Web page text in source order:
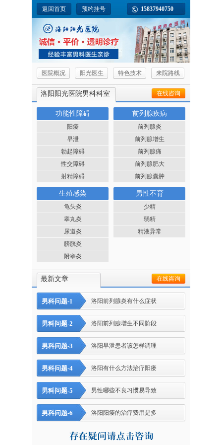
返回首页 预约挂号 15837940750
医院概况 阳光医生 特色技术 来院路线
洛阳阳光医院男科科室 在线咨询
功能性障碍
阳痿
早泄
勃起障碍
性交障碍
射精障碍
前列腺疾病
前列腺炎
前列腺增生
前列腺痛
前列腺肥大
前列腺囊肿
生殖感染
龟头炎
睾丸炎
尿道炎
膀胱炎
附睾炎
男性不育
少精
弱精
精液异常
最新文章 在线咨询
男科问题-1 洛阳前列腺炎有什么症状
男科问题-2 洛阳前列腺增生不同阶段
男科问题-3 洛阳早泄患者该怎样调理
男科问题-4 洛阳有什么方法治疗阳痿
男科问题-5 男性哪些不良习惯易导致
男科问题-6 洛阳阳痿的治疗费用是多